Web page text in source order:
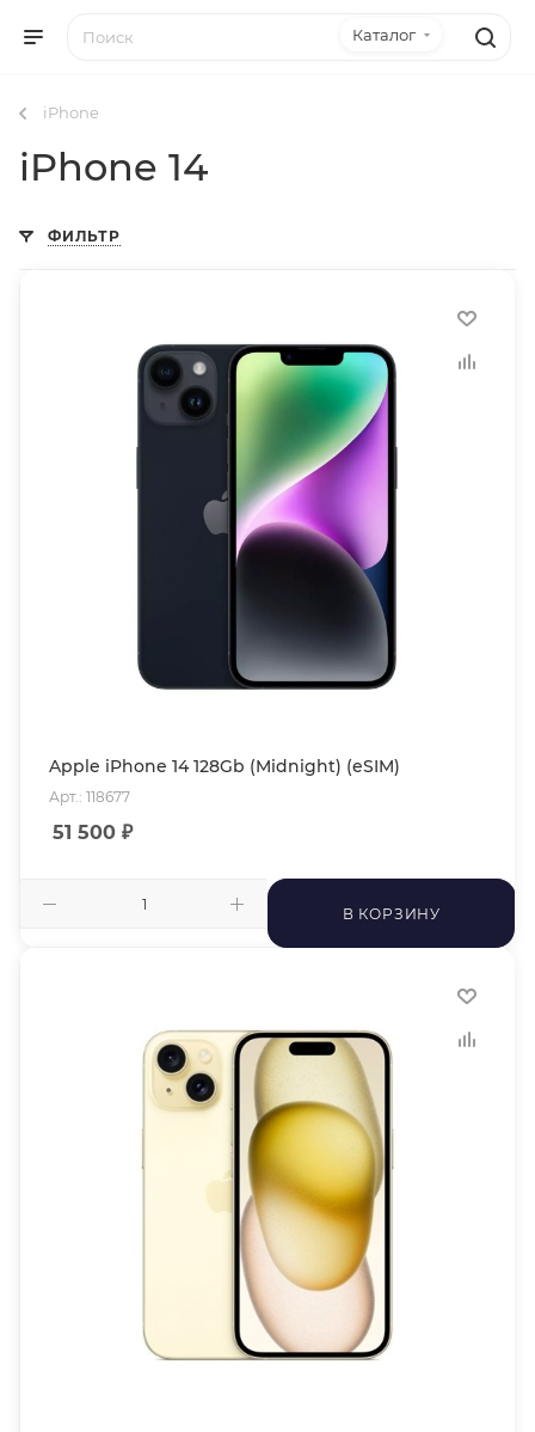
Каталог
iPhone
iPhone 14
ФИЛЬТР
Apple iPhone 14 128Gb (Midnight) (eSIM)
Арт.: 118677
51 500 ₽
В КОРЗИНУ